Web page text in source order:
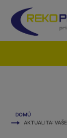
DOMŮ
AKTUALITA: